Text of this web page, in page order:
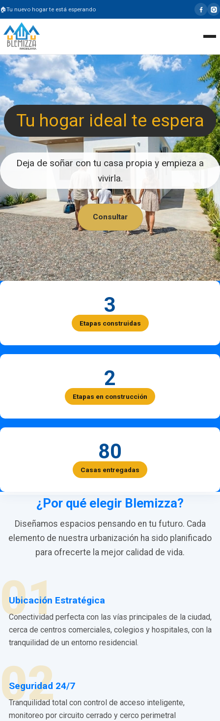
Tu nuevo hogar te está esperando
Tu hogar ideal te espera
Deja de soñar con tu casa propia y empieza a
vivirla.
Consultar
3
Etapas construidas
2
Etapas en construcción
80
Casas entregadas
¿Por qué elegir Blemizza?
Diseñamos espacios pensando en tu futuro. Cada
elemento de nuestra urbanización ha sido planificado
para ofrecerte la mejor calidad de vida.
01
Ubicación Estratégica
Conectividad perfecta con las vías principales de la ciudad,
cerca de centros comerciales, colegios y hospitales, con la
tranquilidad de un entorno residencial.
02
Seguridad 24/7
Tranquilidad total con control de acceso inteligente,
monitoreo por circuito cerrado y cerco perimetral